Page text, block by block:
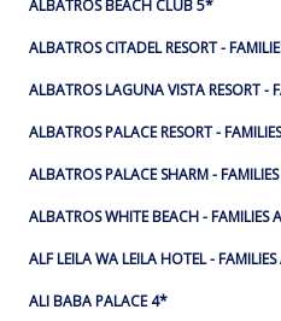
ALBATROS BEACH CLUB 5*
ALBATROS CITADEL RESORT -
ALBATROS LAGUNA VISTA RESORT -
ALBATROS PALACE RESORT -
ALBATROS PALACE SHARM -
ALBATROS WHITE BEACH - FAMILIES
ALF LEILA WA LEILA HOTEL -
ALI BABA PALACE 4*